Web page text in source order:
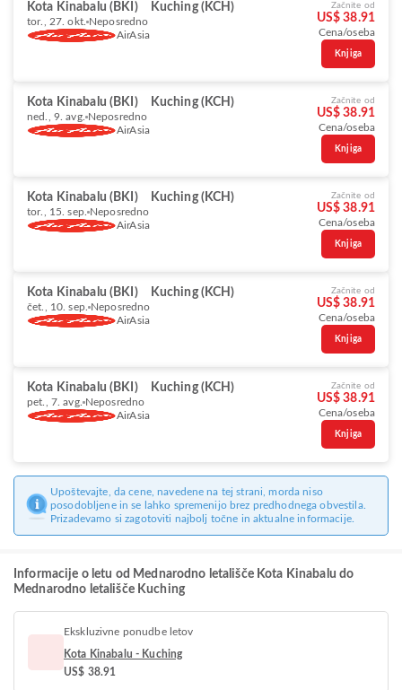
Kota Kinabalu (BKI) Kuching (KCH)
tor., 27. okt. Neposredno
AirAsia
Začnite od
US$ 38.91
Cena/oseba
Knjiga
Kota Kinabalu (BKI) Kuching (KCH)
ned., 9. avg. Neposredno
AirAsia
Začnite od
US$ 38.91
Cena/oseba
Knjiga
Kota Kinabalu (BKI) Kuching (KCH)
tor., 15. sep. Neposredno
AirAsia
Začnite od
US$ 38.91
Cena/oseba
Knjiga
Kota Kinabalu (BKI) Kuching (KCH)
čet., 10. sep. Neposredno
AirAsia
Začnite od
US$ 38.91
Cena/oseba
Knjiga
Kota Kinabalu (BKI) Kuching (KCH)
pet., 7. avg. Neposredno
AirAsia
Začnite od
US$ 38.91
Cena/oseba
Knjiga
Upoštevajte, da cene, navedene na tej strani, morda niso
posodobljene in se lahko spremenijo brez predhodnega obvestila.
Prizadevamo si zagotoviti najbolj točne in aktualne informacije.
Informacije o letu od Mednarodno letališče Kota Kinabalu do
Mednarodno letališče Kuching
Ekskluzivne ponudbe letov
Kota Kinabalu - Kuching
US$ 38.91